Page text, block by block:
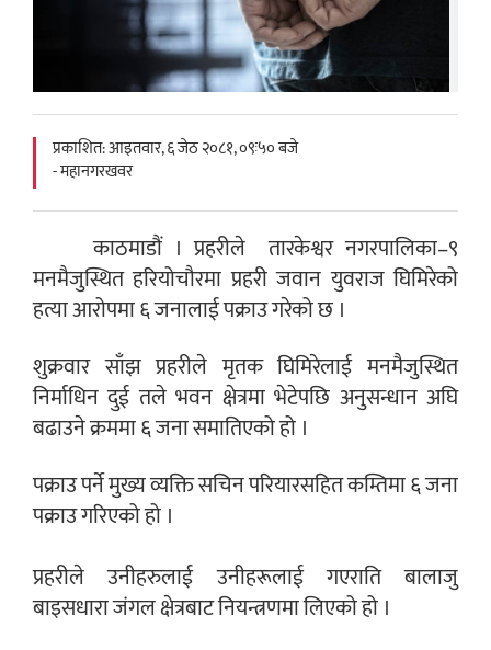
प्रकाशित: आइतवार, ६ जेठ २०८१, ०९ः५० बजे
- महानगरखवर
काठमाडौं । प्रहरीले तारकेश्वर नगरपालिका–९
मनमैजुस्थित हरियोचौरमा प्रहरी जवान युवराज घिमिरेको
हत्या आरोपमा ६ जनालाई पक्राउ गरेको छ ।
शुक्रवार साँझ प्रहरीले मृतक घिमिरेलाई मनमैजुस्थित
निर्माधिन दुई तले भवन क्षेत्रमा भेटेपछि अनुसन्धान अघि
बढाउने क्रममा ६ जना समातिएको हो ।
पक्राउ पर्ने मुख्य व्यक्ति सचिन परियारसहित कम्तिमा ६ जना
पक्राउ गरिएको हो ।
प्रहरीले उनीहरुलाई उनीहरूलाई गएराति बालाजु
बाइसधारा जंगल क्षेत्रबाट नियन्त्रणमा लिएको हो ।